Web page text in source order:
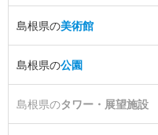
島根県の美術館
島根県の公園
島根県のタワー・展望施設